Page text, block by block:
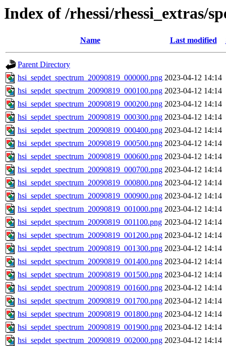
Index of /rhessi/rhessi_extras/
Name Last modified
Parent Directory
hsi_sepdet_spectrum_20090819_000000.png 2023-04-12 14:14
hsi_sepdet_spectrum_20090819_000100.png 2023-04-12 14:14
hsi_sepdet_spectrum_20090819_000200.png 2023-04-12 14:14
hsi_sepdet_spectrum_20090819_000300.png 2023-04-12 14:14
hsi_sepdet_spectrum_20090819_000400.png 2023-04-12 14:14
hsi_sepdet_spectrum_20090819_000500.png 2023-04-12 14:14
hsi_sepdet_spectrum_20090819_000600.png 2023-04-12 14:14
hsi_sepdet_spectrum_20090819_000700.png 2023-04-12 14:14
hsi_sepdet_spectrum_20090819_000800.png 2023-04-12 14:14
hsi_sepdet_spectrum_20090819_000900.png 2023-04-12 14:14
hsi_sepdet_spectrum_20090819_001000.png 2023-04-12 14:14
hsi_sepdet_spectrum_20090819_001100.png 2023-04-12 14:14
hsi_sepdet_spectrum_20090819_001200.png 2023-04-12 14:14
hsi_sepdet_spectrum_20090819_001300.png 2023-04-12 14:14
hsi_sepdet_spectrum_20090819_001400.png 2023-04-12 14:14
hsi_sepdet_spectrum_20090819_001500.png 2023-04-12 14:14
hsi_sepdet_spectrum_20090819_001600.png 2023-04-12 14:14
hsi_sepdet_spectrum_20090819_001700.png 2023-04-12 14:14
hsi_sepdet_spectrum_20090819_001800.png 2023-04-12 14:14
hsi_sepdet_spectrum_20090819_001900.png 2023-04-12 14:14
hsi_sepdet_spectrum_20090819_002000.png 2023-04-12 14:14